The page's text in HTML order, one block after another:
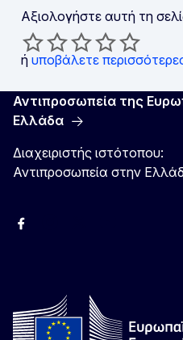
Αξιολογήστε αυτή τη
ή υποβάλετε
Αντιπροσωπεία της
Ελλάδα
Διαχειριστής ιστότοπου:
Αντιπροσωπεία στην
Facebook